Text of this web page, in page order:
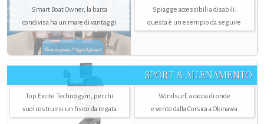
Smart Boat Owner, la barca
condivisa ha un mare di vantaggi
Spiagge accessibili a disabili:
questa è un esempio da seguire
SPORT & ALLENAMENTO
Top Excite Technogym, per chi
vuol costruirsi un fisico da regata
Windsurf, a caccia di onde
e vento dalla Corsica a Okinawa